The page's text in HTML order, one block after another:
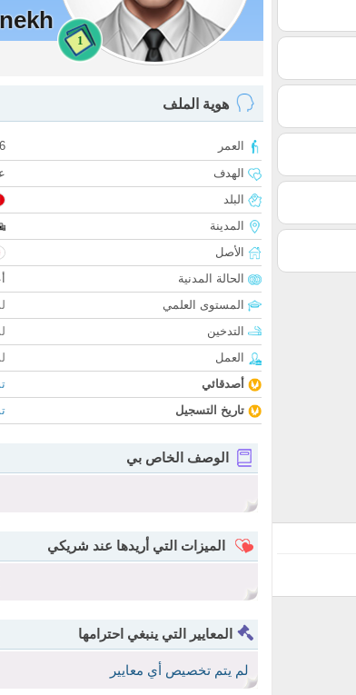
1
هوية الملف
العمر
الهدف
البلد
المدينة
الأصل
الحالة المدنية
المستوى العلمي
التدخين
العمل
أصدقائي
تاريخ التسجيل
الوصف الخاص بي
الميزات التي أريدها عند شريكي
المعايير التي ينبغي احترامها
لم يتم تخصيص أي معايير